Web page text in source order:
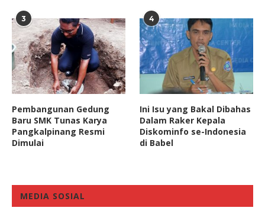
3
Pembangunan Gedung
Baru SMK Tunas Karya
Pangkalpinang Resmi
Dimulai
4
Ini Isu yang Bakal Dibahas
Dalam Raker Kepala
Diskominfo se-Indonesia
di Babel
MEDIA SOSIAL